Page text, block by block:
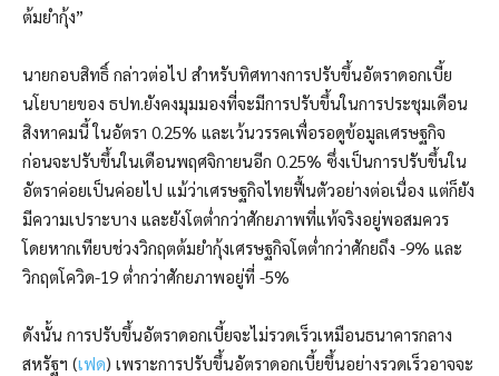
ต้มยำกุ้ง”
นายกอบสิทธิ์ กล่าวต่อไป สำหรับทิศทางการปรับขึ้นอัตราดอกเบี้ย
นโยบายของ ธปท.ยังคงมุมมองที่จะมีการปรับขึ้นในการประชุมเดือน
สิงหาคมนี้ ในอัตรา 0.25% และเว้นวรรคเพื่อรอดูข้อมูลเศรษฐกิจ
ก่อนจะปรับขึ้นในเดือนพฤศจิกายนอีก 0.25% ซึ่งเป็นการปรับขึ้นใน
อัตราค่อยเป็นค่อยไป แม้ว่าเศรษฐกิจไทยฟื้นตัวอย่างต่อเนื่อง แต่ก็ยัง
มีความเปราะบาง และยังโตต่ำกว่าศักยภาพที่แท้จริงอยู่พอสมควร
โดยหากเทียบช่วงวิกฤตต้มยำกุ้งเศรษฐกิจโตต่ำกว่าศักยถึง -9% และ
วิกฤตโควิด-19 ต่ำกว่าศักยภาพอยู่ที่ -5%
ดังนั้น การปรับขึ้นอัตราดอกเบี้ยจะไม่รวดเร็วเหมือนธนาคารกลาง
สหรัฐฯ (เฟด) เพราะการปรับขึ้นอัตราดอกเบี้ยขึ้นอย่างรวดเร็วอาจจะ